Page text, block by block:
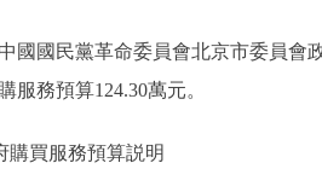
國民黨革命委員會北京市委員會政
服務預算124.30萬元。
買服務預算説明